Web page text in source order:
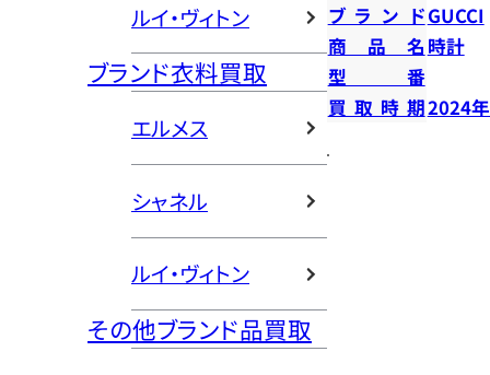
ルイ・ヴィトン
ブランド衣料買取
エルメス
シャネル
ルイ・ヴィトン
その他ブランド品買取
ブランドGUCCI
商品名 時計
型番
買取時期2024